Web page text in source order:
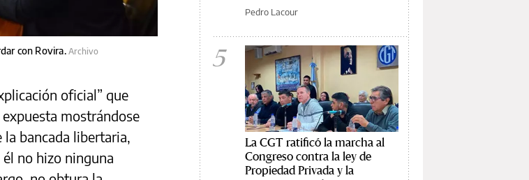
con Rovira. Archivo
oficial” que
mostrándose
bancada libertaria,
no hizo ninguna
Pedro Lacour
5
La CGT ratificó la marcha al
Congreso contra la ley de
Propiedad Privada y la